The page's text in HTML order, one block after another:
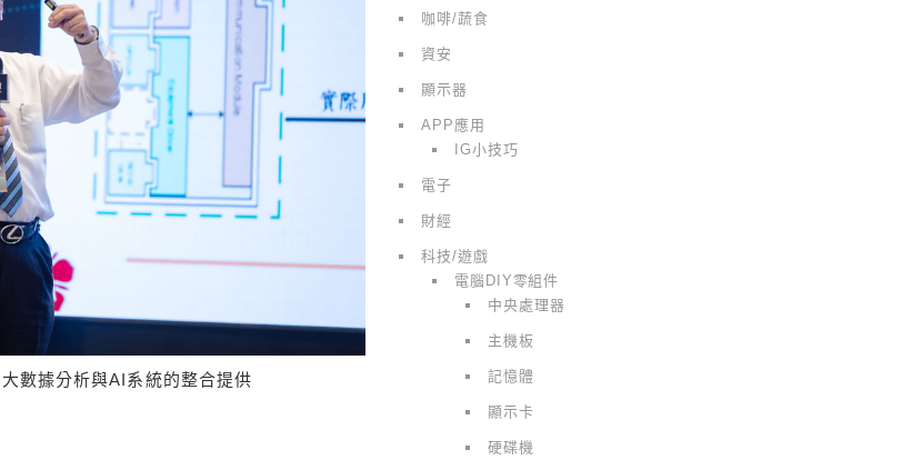
數據分析與AI系統的整合提供
咖啡/蔬食
資安
顯示器
APP應用
IG小技巧
電子
財經
科技/遊戲
電腦DIY零組件
中央處理器
主機板
記憶體
顯示卡
硬碟機